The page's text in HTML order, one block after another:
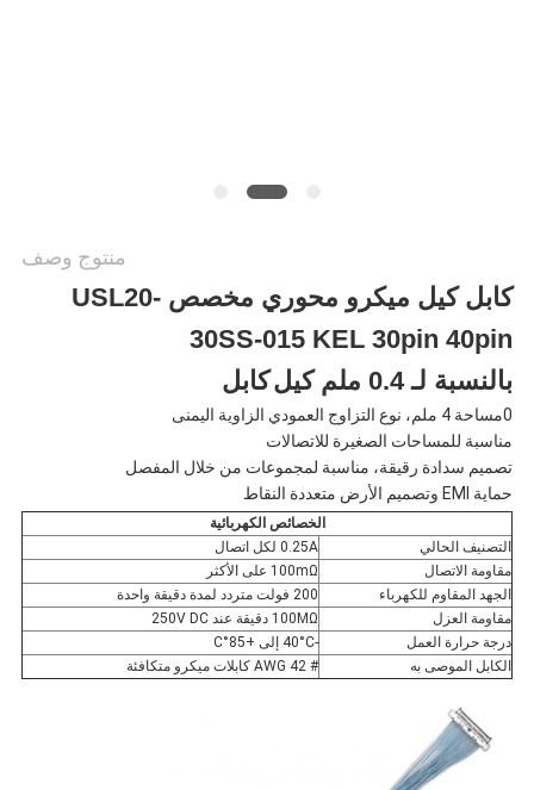
منتوج وصف
كابل كيل ميكرو محوري مخصص USL20-
30SS-015 KEL 30pin 40pin
بالنسبة لـ 0.4 ملم كيل
كابل
0مساحة 4 ملم، نوع التزاوج العمودي الزاوية اليمنى
مناسبة للمساحات الصغيرة للاتصالات
تصميم سدادة رقيقة، مناسبة لمجموعات من خلال المفصل
حماية EMI وتصميم الأرض متعددة النقاط
الخصائص الكهربائية
التصنيف الحالي
0.25A لكل اتصال
مقاومة الاتصال
100mΩ على الأكثر
الجهد المقاوم للكهرباء
200 فولت متردد لمدة دقيقة واحدة
مقاومة العزل
100MΩ دقيقة عند 250V DC
درجة حرارة العمل
-40°C إلى +85°C
الكابل الموصى به
# 42 AWG كابلات ميكرو متكافئة